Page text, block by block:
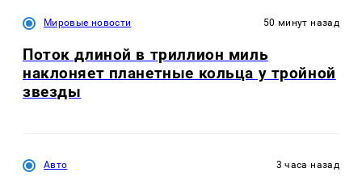
Мировые новости 50 минут назад
Поток длиной в триллион миль
наклоняет планетные кольца у тройной
звезды
Авто 3 часа назад